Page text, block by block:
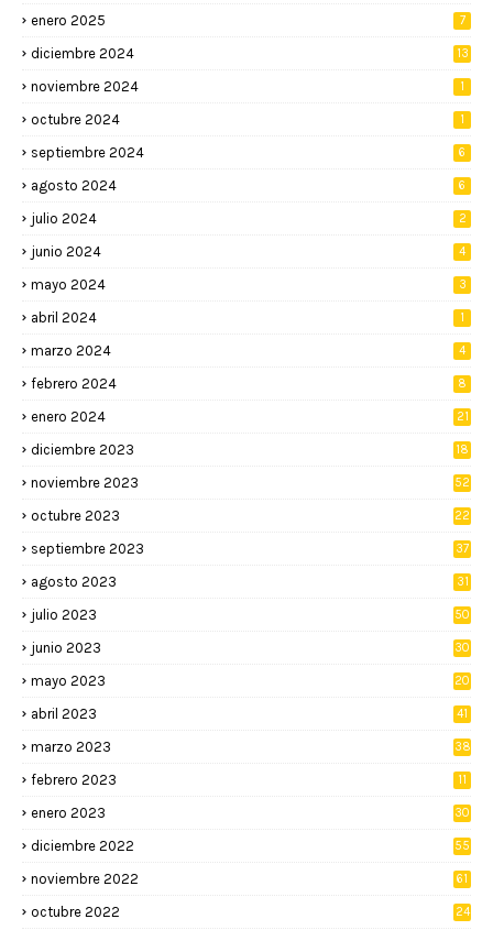
enero 2025 7
diciembre 2024 13
noviembre 2024 1
octubre 2024 1
septiembre 2024 6
agosto 2024 6
julio 2024 2
junio 2024 4
mayo 2024 3
abril 2024 1
marzo 2024 4
febrero 2024 8
enero 2024 21
diciembre 2023 18
noviembre 2023 52
octubre 2023 22
septiembre 2023 37
agosto 2023 31
julio 2023 50
junio 2023 30
mayo 2023 20
abril 2023 41
marzo 2023 38
febrero 2023 11
enero 2023 30
diciembre 2022 55
noviembre 2022 61
octubre 2022 24